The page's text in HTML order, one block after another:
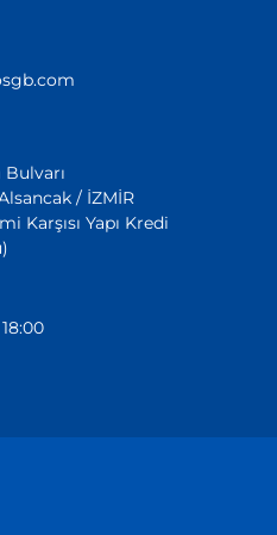
/ İZMİR
Karşısı Yapı Kredi